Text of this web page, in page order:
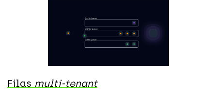
Filas multi-tenant